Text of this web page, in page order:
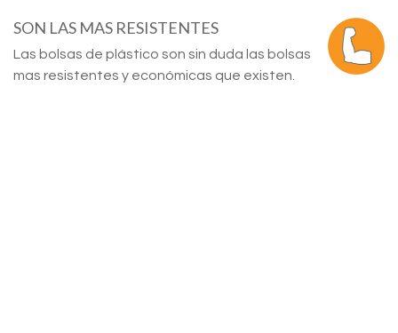
SON LAS MAS RESISTENTES
Las bolsas de plástico son sin duda las bolsas
mas resistentes y económicas que existen.